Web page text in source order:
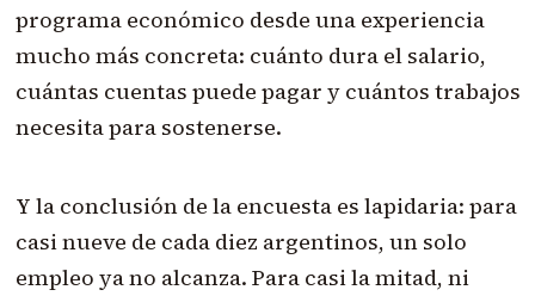
programa económico desde una experiencia
mucho más concreta: cuánto dura el salario,
cuántas cuentas puede pagar y cuántos trabajos
necesita para sostenerse.
Y la conclusión de la encuesta es lapidaria: para
casi nueve de cada diez argentinos, un solo
empleo ya no alcanza. Para casi la mitad, ni